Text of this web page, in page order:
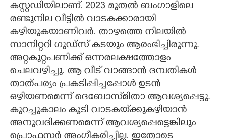
കസ്റ്റഡിയിലാണ്. 2023 മുതൽ ബംഗാളിലെ
രണ്ടുനില വീട്ടിൽ വാടകക്കാരായി
കഴിയുകയാണിവർ. താഴത്തെ നിലയിൽ
സാനിറ്ററി ഗുഡ്സ് കടയും ആരംഭിച്ചിരുന്നു.
അറ്റകുറ്റപണിക്ക് ഒന്നരലക്ഷത്തോളം
ചെലവഴിച്ചു. ആ വീട് വാങ്ങാൻ ദമ്പതികൾ
താത്പര്യം പ്രകടിപ്പിച്ചപ്പോൾ ഉടൻ
ഒഴിയണമെന്ന് ദെബോസ്‌മിതാ ആവശ്യപ്പെട്ടു.
കുറച്ചുകാലം കൂടി വാടകയ്‌ക്കുകഴിയാൻ
അനുവദിക്കണമെന്ന് ആവശ്യപ്പെട്ടെങ്കിലും
പ്രൊഫസർ അംഗീകരിച്ചില്ല. ഇതോടെ